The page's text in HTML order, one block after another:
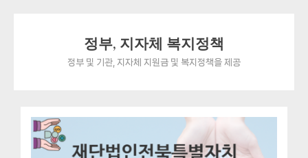
정부, 지자체 복지정책
정부 및 기관, 지자체 지원금 및 복지정책을 제공